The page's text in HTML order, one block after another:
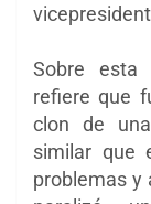
Sobre esta
refiere que
clon de
similar que
problemas y